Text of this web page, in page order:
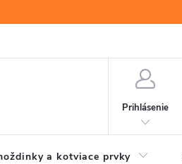
Prihlásenie
a kotviace prvky